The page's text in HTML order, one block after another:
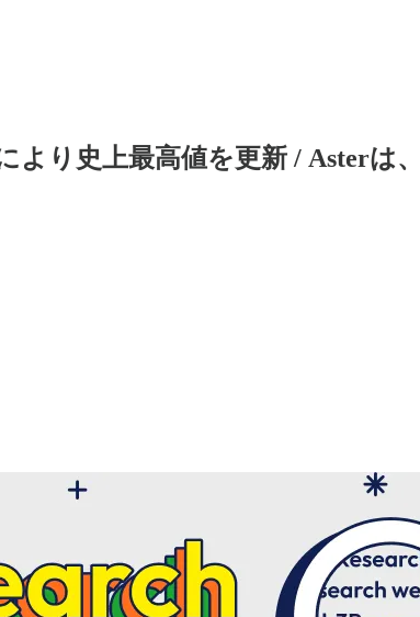
より史上最高値を更新 / Asterは